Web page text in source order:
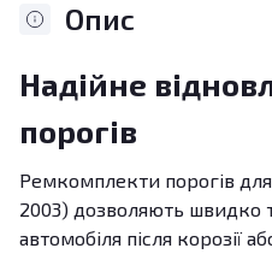
Опис
Надійне
порогів
Ремкомплекти порогів
2003) дозволяють швидко
автомобіля після корозії